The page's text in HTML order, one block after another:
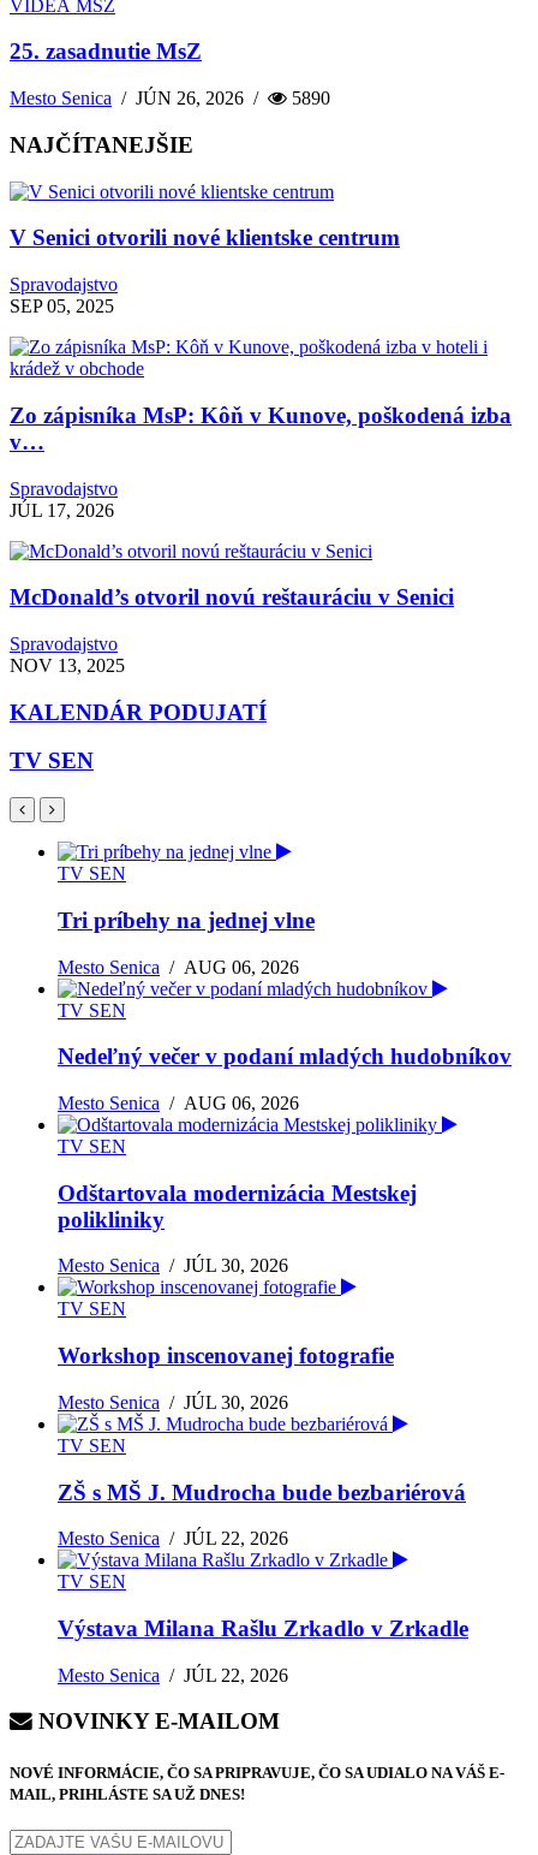
VIDEÁ MSZ
25. zasadnutie MsZ
Mesto Senica /JÚN 26, 2026 / 5890
NAJČÍTANEJŠIE
V Senici otvorili nové klientske centrum
Spravodajstvo
SEP 05, 2025
Zo zápisníka MsP: Kôň v Kunove, poškodená izba
v…
Spravodajstvo
JÚL 17, 2026
McDonald’s otvoril novú reštauráciu v Senici
Spravodajstvo
NOV 13, 2025
KALENDÁR PODUJATÍ
TV SEN
TV SEN
Tri príbehy na jednej vlne
Mesto Senica /AUG 06, 2026
TV SEN
Nedeľný večer v podaní mladých hudobníkov
Mesto Senica /AUG 06, 2026
TV SEN
Odštartovala modernizácia Mestskej
polikliniky
Mesto Senica /JÚL 30, 2026
TV SEN
Workshop inscenovanej fotografie
Mesto Senica /JÚL 30, 2026
TV SEN
ZŠ s MŠ J. Mudrocha bude bezbariérová
Mesto Senica /JÚL 22, 2026
TV SEN
Výstava Milana Rašlu Zrkadlo v Zrkadle
Mesto Senica /JÚL 22, 2026
NOVINKY E-MAILOM
NOVÉ INFORMÁCIE, ČO SA PRIPRAVUJE, ČO SA UDIALO NA VÁŠ E-
MAIL, PRIHLÁSTE SA UŽ DNES!